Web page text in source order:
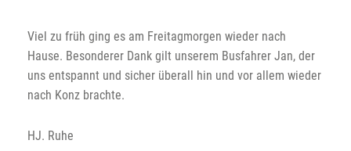
Viel zu früh ging es am Freitagmorgen wieder nach
Hause. Besonderer Dank gilt unserem Busfahrer Jan, der
uns entspannt und sicher überall hin und vor allem wieder
nach Konz brachte.
HJ. Ruhe